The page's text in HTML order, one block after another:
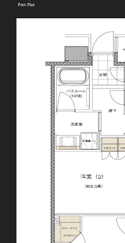
何か気になることがござい
■営業時間 10：00～18